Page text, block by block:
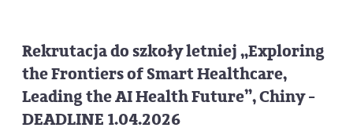
Rekrutacja do szkoły letniej „Exploring
the Frontiers of Smart Healthcare,
Leading the AI Health Future”, Chiny -
DEADLINE 1.04.2026